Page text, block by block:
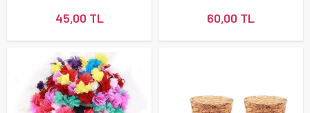
45,00 TL 60,00 TL